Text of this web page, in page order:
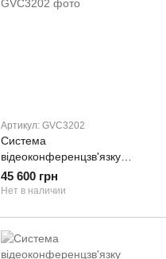
Артикул: GVC3202
Система
відеоконференцзв'язку
Grandstream GVC3202
45 600 грн
Нет в наличии